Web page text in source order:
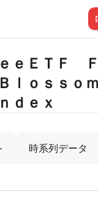
ｅＥＴＦ
ｏｓｓｏ
ｄｅｘ
時系列データ